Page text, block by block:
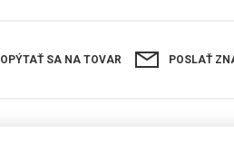
OPÝTAŤ SA NA TOVAR POSLAŤ